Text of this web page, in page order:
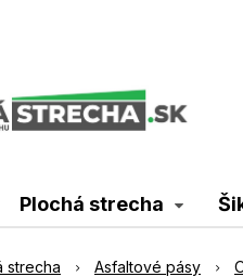
Plochá strecha
strecha Asfaltové pásy